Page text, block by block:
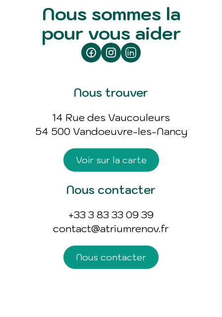
Nous sommes la
pour vous aider
Nous trouver
14 Rue des Vaucouleurs
54 500 Vandoeuvre-les-Nancy
Voir sur la carte
Nous contacter
+33 3 83 33 09 39
contact@atriumrenov.fr
Nous contacter